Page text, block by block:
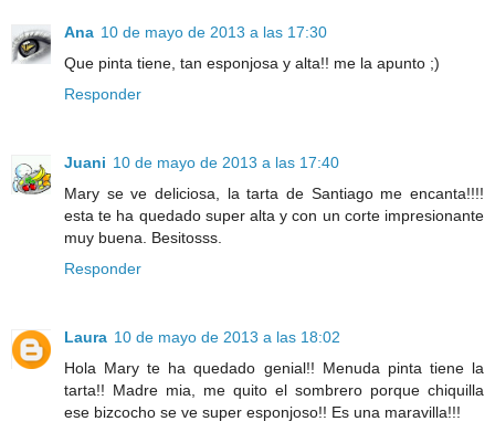
Ana 10 de mayo de 2013 a las 17:30
Que pinta tiene, tan esponjosa y alta!! me la apunto ;)
Responder
Juani 10 de mayo de 2013 a las 17:40
Mary se ve deliciosa, la tarta de Santiago me encanta!!!!
esta te ha quedado super alta y con un corte impresionante
muy buena. Besitosss.
Responder
Laura 10 de mayo de 2013 a las 18:02
Hola Mary te ha quedado genial!! Menuda pinta tiene la
tarta!! Madre mia, me quito el sombrero porque chiquilla
ese bizcocho se ve super esponjoso!! Es una maravilla!!!